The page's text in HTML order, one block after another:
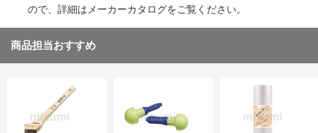
ので、詳細は メーカーカタログをご覧ください。
商品担当おすすめ